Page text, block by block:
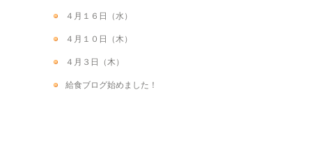
４月１６日（水）
４月１０日（木）
４月３日（木）
給食ブログ始めました！